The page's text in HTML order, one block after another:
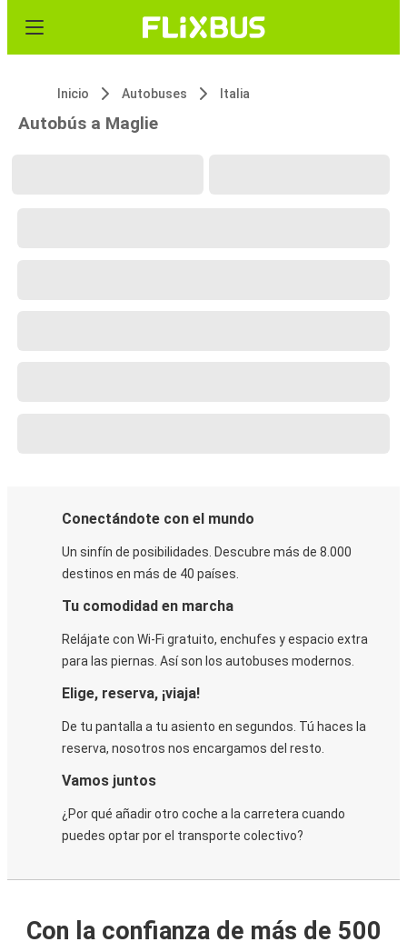
Inicio Autobuses Italia
Autobús a Maglie
Conectándote con el mundo
Un sinfín de posibilidades. Descubre más de 8.000
destinos en más de 40 países.
Tu comodidad en marcha
Relájate con Wi-Fi gratuito, enchufes y espacio extra
para las piernas. Así son los autobuses modernos.
Elige, reserva, ¡viaja!
De tu pantalla a tu asiento en segundos. Tú haces la
reserva, nosotros nos encargamos del resto.
Vamos juntos
¿Por qué añadir otro coche a la carretera cuando
puedes optar por el transporte colectivo?
Con la confianza de más de 500